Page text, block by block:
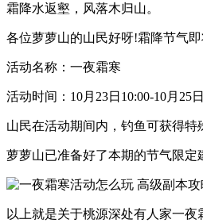
霜降水返壑，风落木归山。
各位萝萝山的山民好呀!霜降节气
活动名称：一夜霜寒
活动时间：10月23日10:00-10月25
山民在活动期间内，钓鱼可获得特
萝萝山已准备好了本期的节气限
以上就是关于桃源深处有人家一